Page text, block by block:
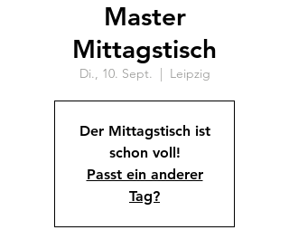
Master
Mittagstisch
Di., 10. Sept.
  |
Leipzig
Der Mittagstisch ist
schon voll!
Passt ein anderer
Tag?